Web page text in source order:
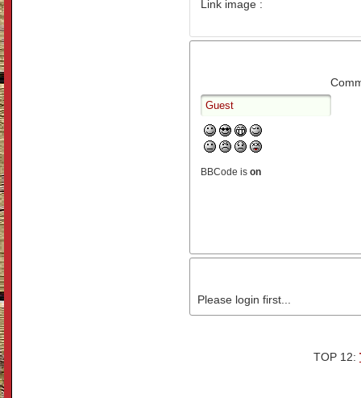
Link image :
BBCode ison
Please login first...
TOP 12: